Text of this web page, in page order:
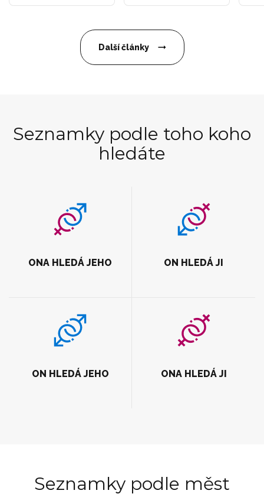
Další články
Seznamky podle toho koho
hledáte
ONA HLEDÁ JEHO ON HLEDÁ JI
ON HLEDÁ JEHO ONA HLEDÁ JI
Seznamky podle měst